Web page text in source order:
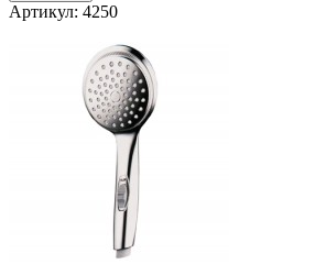
Артикул: 4250